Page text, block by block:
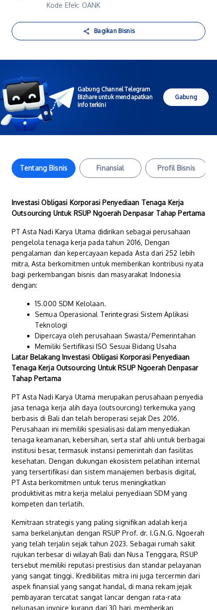
Kode Efek: OANK
Bagikan Bisnis
Gabung Channel Telegram
Bizhare untuk mendapatkan
info terkini
Gabung
Tentang Bisnis Finansial Profil Bisnis
Investasi Obligasi Korporasi Penyediaan Tenaga Kerja
Outsourcing Untuk RSUP Ngoerah Denpasar Tahap Pertama
PT Asta Nadi Karya Utama didirikan sebagai perusahaan
pengelola tenaga kerja pada tahun 2016, Dengan
pengalaman dan kepercayaan kepada Asta dari 252 lebih
mitra, Asta berkomitmen untuk memberikan kontribusi nyata
bagi perkembangan bisnis dan masyarakat Indonesia
dengan:
15.000 SDM Kelolaan.
Semua Operasional Terintegrasi Sistem Aplikasi
Teknologi
Dipercaya oleh perusahaan Swasta/Pemerintahan
Memiliki Sertifikasi ISO Sesuai Bidang Usaha
Latar Belakang Investasi Obligasi Korporasi Penyediaan
Tenaga Kerja Outsourcing Untuk RSUP Ngoerah Denpasar
Tahap Pertama
PT Asta Nadi Karya Utama merupakan perusahaan penyedia
jasa tenaga kerja alih daya (outsourcing) terkemuka yang
berbasis di Bali dan telah beroperasi sejak Des 2016.
Perusahaan ini memiliki spesialisasi dalam menyediakan
tenaga keamanan, kebersihan, serta staf ahli untuk berbagai
institusi besar, termasuk instansi pemerintah dan fasilitas
kesehatan. Dengan dukungan ekosistem pelatihan internal
yang tersertifikasi dan sistem manajemen berbasis digital,
PT Asta berkomitmen untuk terus meningkatkan
produktivitas mitra kerja melalui penyediaan SDM yang
kompeten dan terlatih.
Kemitraan strategis yang paling signifikan adalah kerja
sama berkelanjutan dengan RSUP Prof. dr. I.G.N.G. Ngoerah
yang telah terjalin sejak tahun 2023. Sebagai rumah sakit
rujukan terbesar di wilayah Bali dan Nusa Tenggara, RSUP
tersebut memiliki reputasi prestisius dan standar pelayanan
yang sangat tinggi. Kredibilitas mitra ini juga tercermin dari
aspek finansial yang sangat handal, di mana rekam jejak
pembayaran tercatat sangat lancar dengan rata-rata
pelunasan invoice kurang dari 30 hari, memberikan